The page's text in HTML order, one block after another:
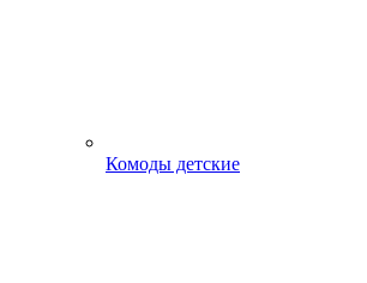
Комоды детские